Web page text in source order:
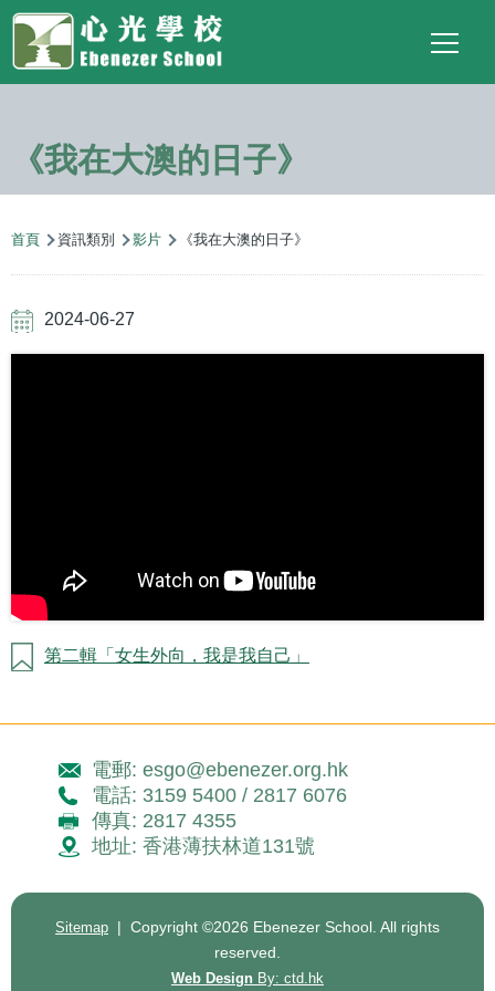
移至主內容
Top
Social
Link
Language
switcher
Main
navigation
《我在大澳的日子》
導
結
首頁 資訊類別 影片 《我在大澳的日子》
2024-06-27
第二輯「女生外向，我是我自己」
電郵: esgo@ebenezer.org.hk
電話: 3159 5400 / 2817 6076
傳真: 2817 4355
地址: 香港薄扶林道131號
Sitemap | Copyright ©2026 Ebenezer School. All rights
reserved.
Web Design By: ctd.hk